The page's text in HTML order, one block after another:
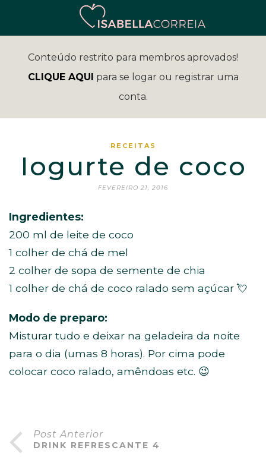
Conteúdo restrito para membros aprovados!
CLIQUE AQUI para se logar ou registrar uma
conta.
RECEITAS
Iogurte de coco
FEVEREIRO 21, 2016
Ingredientes:
200 ml de leite de coco
1 colher de chá de mel
2 colher de sopa de semente de chia
1 colher de chá de coco ralado sem açúcar 💘
Modo de preparo:
Misturar tudo e deixar na geladeira da noite
para o dia (umas 8 horas). Por cima pode
colocar coco ralado, amêndoas etc. 😉
Post Anterior
DRINK REFRESCANTE 4